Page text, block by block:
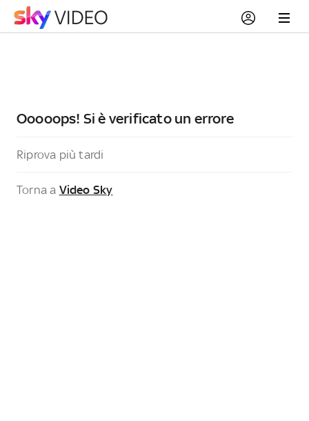
Ooooops! Si è verificato un errore
Riprova più tardi
Torna a Video Sky